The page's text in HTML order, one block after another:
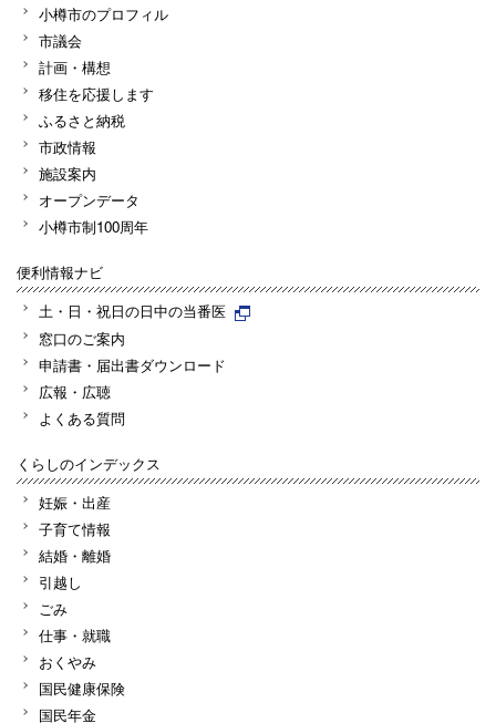
小樽市のプロフィル
市議会
計画・構想
移住を応援します
ふるさと納税
市政情報
施設案内
オープンデータ
小樽市制100周年
便利情報ナビ
土・日・祝日の日中の当番医
窓口のご案内
申請書・届出書ダウンロード
広報・広聴
よくある質問
くらしのインデックス
妊娠・出産
子育て情報
結婚・離婚
引越し
ごみ
仕事・就職
おくやみ
国民健康保険
国民年金